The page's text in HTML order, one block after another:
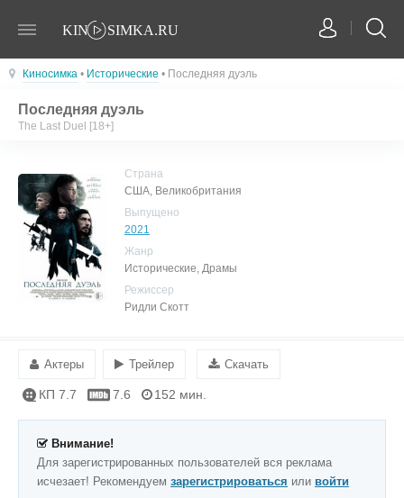
Киносимка • Исторические • Последняя дуэль
Последняя дуэль
The Last Duel [18+]
Страна
США, Великобритания
Выпущено
2021
Жанр
Исторические, Драмы
Режиссер
Ридли Скотт
Актеры Трейлер Скачать
КП 7.7 7.6 152 мин.
Внимание!
Для зарегистрированных пользователей вся реклама
исчезает! Рекомендуем зарегистрироваться или войти